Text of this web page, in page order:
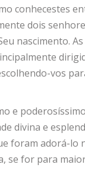
conhecestes
dois
nascimento.
vos
e
divina e
foram adorá-lo
se for para